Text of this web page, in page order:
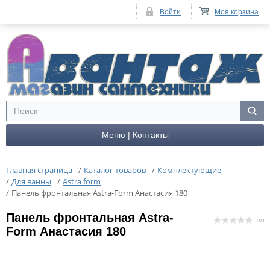
Меню | Контакты
Главная страница / Каталог товаров / Комплектующие
/ Для ванны / Astra form
/ Панель фронтальная Astra-Form Анастасия 180
Панель фронтальная Astra-
Form Анастасия 180
( 0 )
Моя корзина...
Войти